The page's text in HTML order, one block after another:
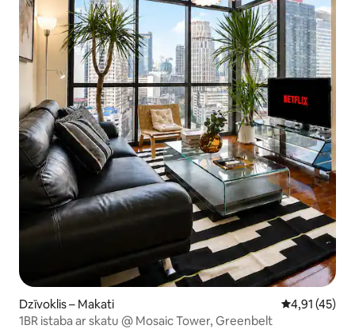
Dzīvoklis – Makati Vidējais
4,91 (45)
1BR istaba ar skatu @ Mosaic Tower, Greenbelt